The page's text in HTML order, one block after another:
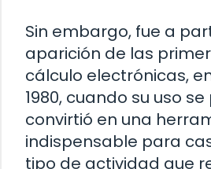
Sin embargo, fue a
aparición de las
cálculo electrónicas,
1980, cuando su uso
convirtió en una
indispensable para
tipo de actividad que